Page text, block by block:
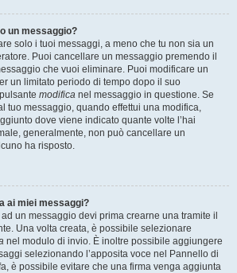
un messaggio?
solo i tuoi messaggi, a meno che tu non sia un
Puoi cancellare un messaggio premendo il
che vuoi eliminare. Puoi modificare un
un limitato periodo di tempo dopo il suo
modifica nel messaggio in questione. Se
tuo messaggio, quando effettui una modifica,
dove viene indicato quante volte l’hai
generalmente, non può cancellare un
ha risposto.
ai miei messaggi?
un messaggio devi prima crearne una tramite il
Una volta creata, è possibile selezionare
nel modulo di invio. È inoltre possibile aggiungere
selezionando l’apposita voce nel Pannello di
è possibile evitare che una firma venga aggiunta